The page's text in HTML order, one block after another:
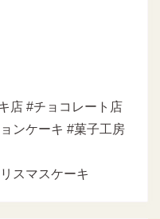
店 #チョコレート店
ンケーキ #菓子工房
スマスケーキ